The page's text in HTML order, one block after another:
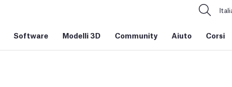
Software Modelli 3D Community Aiuto Corsi